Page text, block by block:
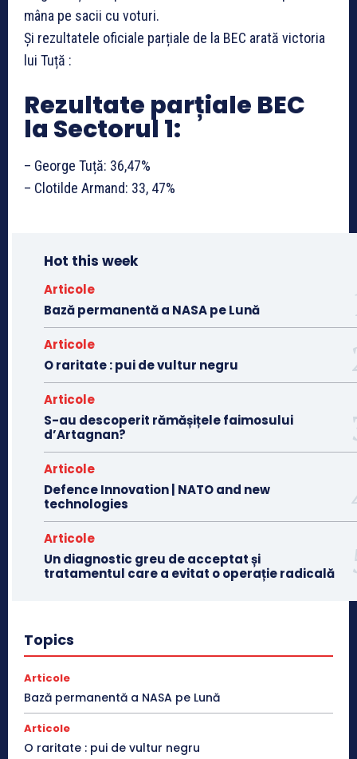
mâna pe sacii cu voturi.
Și rezultatele oficiale parțiale de la BEC arată victoria
lui Tuță :
Rezultate parțiale BEC
la Sectorul 1:
– George Tuță: 36,47%
– Clotilde Armand: 33, 47%
Hot this week
Articole
Bază permanentă a NASA pe Lună
Articole
O raritate : pui de vultur negru
Articole
S-au descoperit rămășițele faimosului
d’Artagnan?
Articole
Defence Innovation | NATO and new
technologies
Articole
Un diagnostic greu de acceptat și
tratamentul care a evitat o operație radicală
Topics
Articole
Bază permanentă a NASA pe Lună
Articole
O raritate : pui de vultur negru